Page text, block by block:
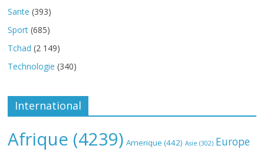
Sante (393)
Sport (685)
Tchad (2 149)
Technologie (340)
International
Afrique (4239) Amerique (442) Asie (302) Europe